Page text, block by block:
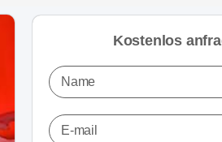
Kostenlos
Name
E-mail